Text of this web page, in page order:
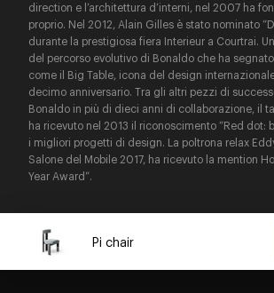
direction e l’architettura d’interni, nel 2007 ha
proprio. Nel 2012, Alain Gilles è stato nominato
durante la prestigiosa fiera Interieur a Courtrai.
del percorso evolutivo di Bonaldo che ha
come il Big Table, icona del design
decimo anniversario. Tra gli altri pezzi di
Bonaldo in più di dieci anni di collaborazione, il
ha ricevuto nel 2013 il riconoscimento “Red dot:
i migliori progetti di design. La poltrona relax
Salone del Mobile 2017, ha ricevuto la mention
Year Award”.
Pi chair